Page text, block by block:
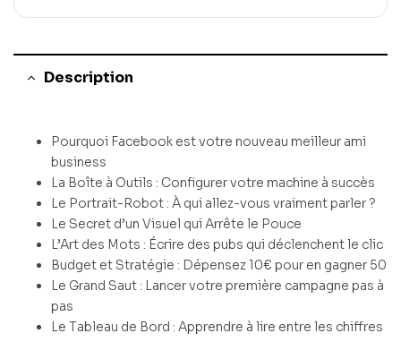
Description
Pourquoi Facebook est votre nouveau meilleur ami
business
La Boîte à Outils : Configurer votre machine à succès
Le Portrait-Robot : À qui allez-vous vraiment parler ?
Le Secret d’un Visuel qui Arrête le Pouce
L’Art des Mots : Écrire des pubs qui déclenchent le clic
Budget et Stratégie : Dépensez 10€ pour en gagner 50
Le Grand Saut : Lancer votre première campagne pas à
pas
Le Tableau de Bord : Apprendre à lire entre les chiffres